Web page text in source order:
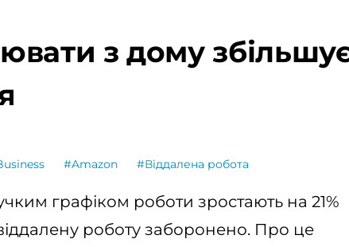
з дому
#Amazon #Віддалена робота
графіком роботи зростають на 21%
роботу заборонено. Про це